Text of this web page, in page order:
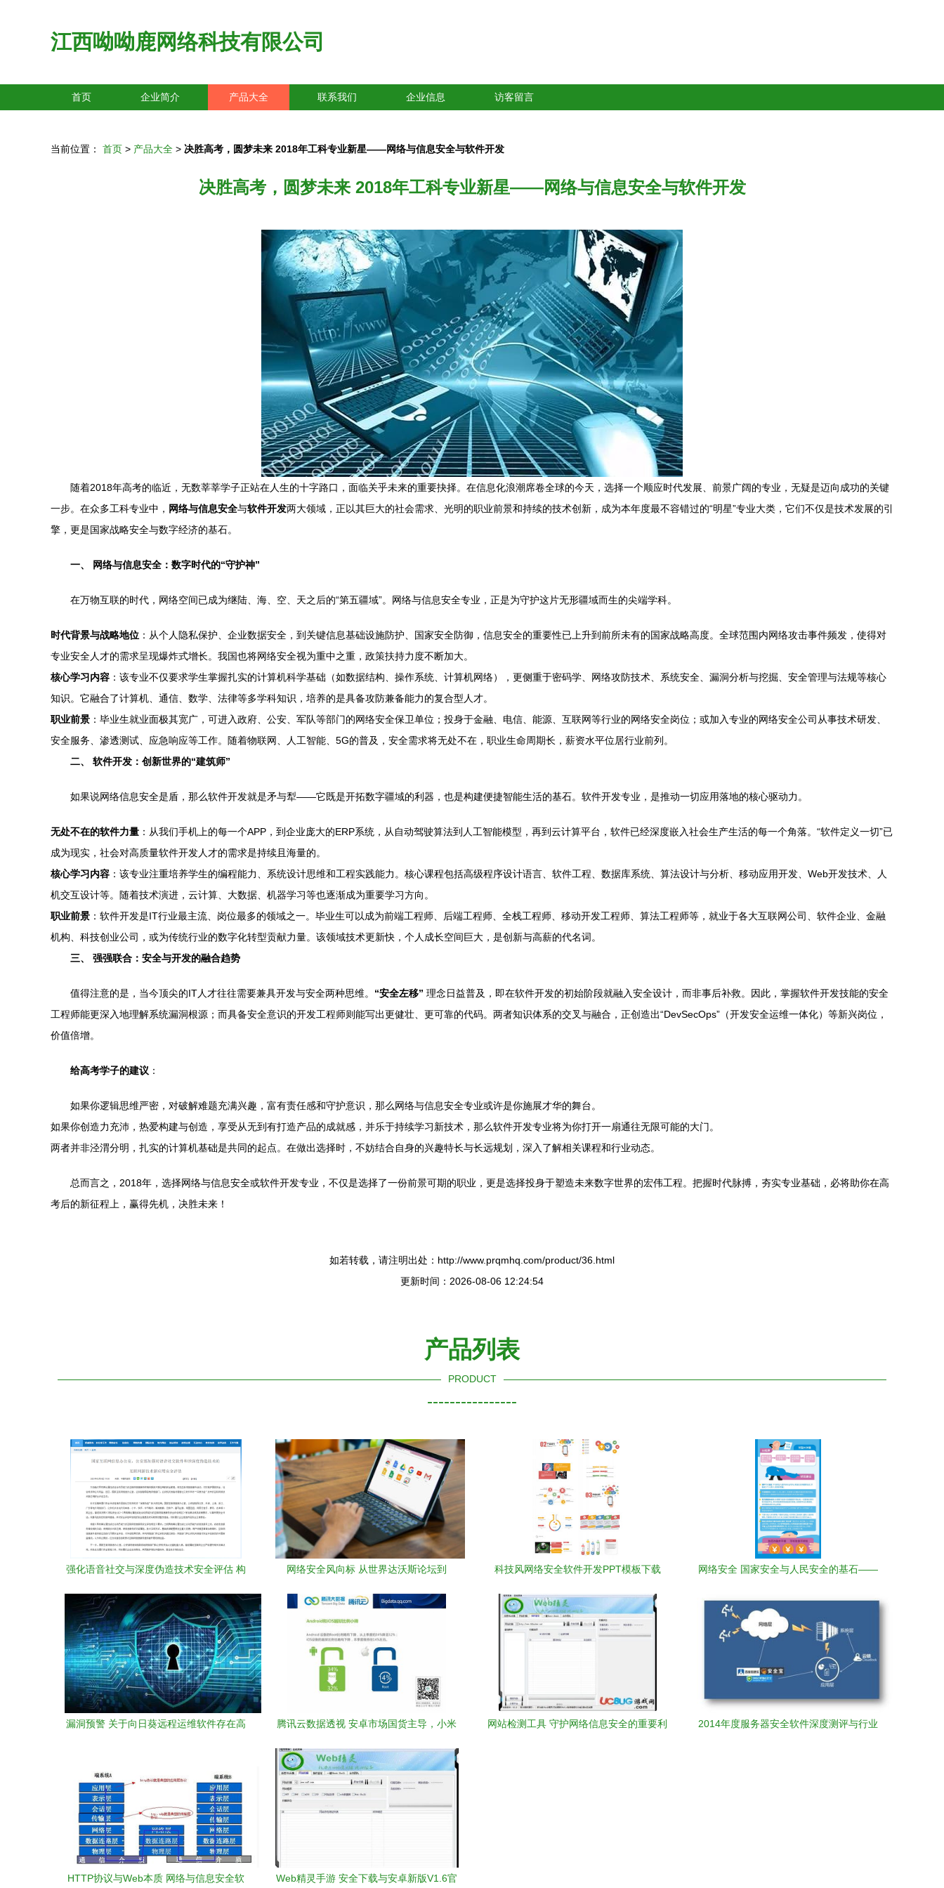
江西呦呦鹿网络科技有限公司
首页 企业简介 产品大全 联系我们 企业信息 访客留言
当前位置： 首页 > 产品大全 > 决胜高考，圆梦未来 2018年工科专业新星——网络与信息安全与软件开发
决胜高考，圆梦未来 2018年工科专业新星——网络与信息安全与软件开发
随着2018年高考的临近，无数莘莘学子正站在人生的十字路口，面临关乎未来的重要抉择。在信息化浪潮席卷全球的今天，选择一个顺应时代发展、前景广阔的专业，无疑是迈向成功的关键
一步。在众多工科专业中， 网络与信息安全与软件开发两大领域，正以其巨大的社会需求、光明的职业前景和持续的技术创新，成为本年度最不容错过的“明星”专业大类，它们不仅是技术发展的引
擎，更是国家战略安全与数字经济的基石。
一、 网络与信息安全：数字时代的“守护神”
在万物互联的时代，网络空间已成为继陆、海、空、天之后的“第五疆域”。网络与信息安全专业，正是为守护这片无形疆域而生的尖端学科。
时代背景与战略地位 ：从个人隐私保护、企业数据安全，到关键信息基础设施防护、国家安全防御，信息安全的重要性已上升到前所未有的国家战略高度。全球范围内网络攻击事件频发，使得对
专业安全人才的需求呈现爆炸式增长。我国也将网络安全视为重中之重，政策扶持力度不断加大。
核心学习内容 ：该专业不仅要求学生掌握扎实的计算机科学基础（如数据结构、操作系统、计算机网络），更侧重于密码学、网络攻防技术、系统安全、漏洞分析与挖掘、安全管理与法规等核心
知识。它融合了计算机、通信、数学、法律等多学科知识，培养的是具备攻防兼备能力的复合型人才。
职业前景 ：毕业生就业面极其宽广，可进入政府、公安、军队等部门的网络安全保卫单位；投身于金融、电信、能源、互联网等行业的网络安全岗位；或加入专业的网络安全公司从事技术研发、
安全服务、渗透测试、应急响应等工作。随着物联网、人工智能、5G的普及，安全需求将无处不在，职业生命周期长，薪资水平位居行业前列。
二、 软件开发：创新世界的“建筑师”
如果说网络信息安全是盾，那么软件开发就是矛与犁——它既是开拓数字疆域的利器，也是构建便捷智能生活的基石。软件开发专业，是推动一切应用落地的核心驱动力。
无处不在的软件力量 ：从我们手机上的每一个APP，到企业庞大的ERP系统，从自动驾驶算法到人工智能模型，再到云计算平台，软件已经深度嵌入社会生产生活的每一个角落。“软件定义一切”已
成为现实，社会对高质量软件开发人才的需求是持续且海量的。
核心学习内容 ：该专业注重培养学生的编程能力、系统设计思维和工程实践能力。核心课程包括高级程序设计语言、软件工程、数据库系统、算法设计与分析、移动应用开发、Web开发技术、人
机交互设计等。随着技术演进，云计算、大数据、机器学习等也逐渐成为重要学习方向。
职业前景 ：软件开发是IT行业最主流、岗位最多的领域之一。毕业生可以成为前端工程师、后端工程师、全栈工程师、移动开发工程师、算法工程师等，就业于各大互联网公司、软件企业、金融
机构、科技创业公司，或为传统行业的数字化转型贡献力量。该领域技术更新快，个人成长空间巨大，是创新与高薪的代名词。
三、 强强联合：安全与开发的融合趋势
值得注意的是，当今顶尖的IT人才往往需要兼具开发与安全两种思维。 “安全左移” 理念日益普及，即在软件开发的初始阶段就融入安全设计，而非事后补救。因此，掌握软件开发技能的安全
工程师能更深入地理解系统漏洞根源；而具备安全意识的开发工程师则能写出更健壮、更可靠的代码。两者知识体系的交叉与融合，正创造出“DevSecOps”（开发安全运维一体化）等新兴岗位，
价值倍增。
给高考学子的建议 ：
如果你逻辑思维严密，对破解难题充满兴趣，富有责任感和守护意识，那么网络与信息安全专业或许是你施展才华的舞台。
如果你创造力充沛，热爱构建与创造，享受从无到有打造产品的成就感，并乐于持续学习新技术，那么软件开发专业将为你打开一扇通往无限可能的大门。
两者并非泾渭分明，扎实的计算机基础是共同的起点。在做出选择时，不妨结合自身的兴趣特长与长远规划，深入了解相关课程和行业动态。
总而言之，2018年，选择网络与信息安全或软件开发专业，不仅是选择了一份前景可期的职业，更是选择投身于塑造未来数字世界的宏伟工程。把握时代脉搏，夯实专业基础，必将助你在高
考后的新征程上，赢得先机，决胜未来！
如若转载，请注明出处：http://www.prqmhq.com/product/36.html
更新时间：2026-08-06 12:24:54
产品列表
PRODUCT
----------------
强化语音社交与深度伪造技术安全评估 构
网络安全风向标 从世界达沃斯论坛到
科技风网络安全软件开发PPT模板下载
网络安全 国家安全与人民安全的基石——
漏洞预警 关于向日葵远程运维软件存在高
腾讯云数据透视 安卓市场国货主导，小米
网站检测工具 守护网络信息安全的重要利
2014年度服务器安全软件深度测评与行业
HTTP协议与Web本质 网络与信息安全软 Web精灵手游 安全下载与安卓新版V1.6官